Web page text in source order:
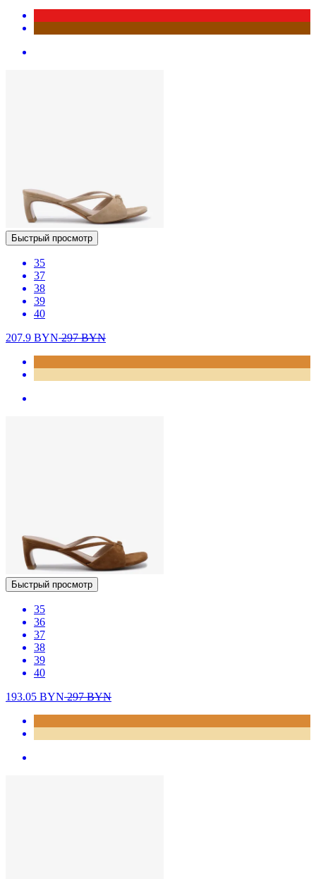
Быстрый просмотр
35
37
38
39
40
207.9 BYN297BYN
Быстрый просмотр
35
36
37
38
39
40
193.05 BYN297BYN